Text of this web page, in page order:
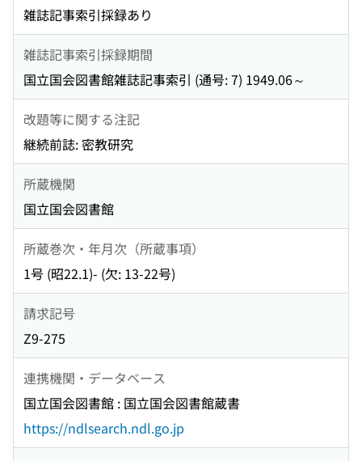
雑誌記事索引採録あり
雑誌記事索引採録期間
国立国会図書館雑誌記事索引 (通号: 7) 1949.06～
改題等に関する注記
継続前誌: 密教研究
所蔵機関
国立国会図書館
所蔵巻次・年月次（所蔵事項）
1号 (昭22.1)- (欠: 13-22号)
請求記号
Z9-275
連携機関・データベース
国立国会図書館 : 国立国会図書館蔵書
https://ndlsearch.ndl.go.jp